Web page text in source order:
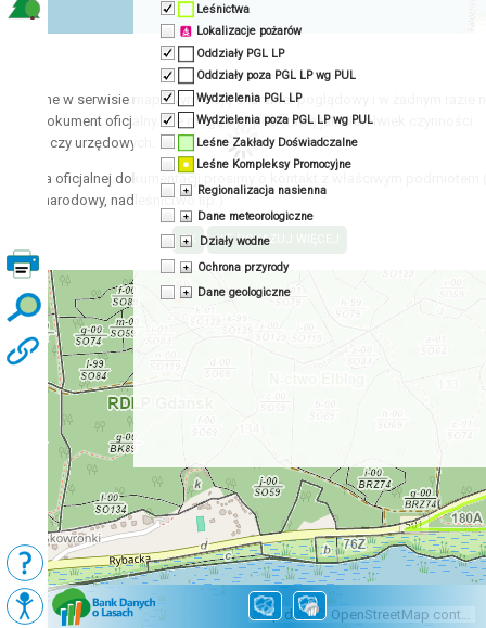
Map data © OpenStreetMap contributors, CC-BY-SA
Podkłady Mapy BDL
Leśnictwa
Lokalizacje pożarów
Oddziały PGL LP
Oddziały poza PGL LP wg PUL
Wydzielenia PGL LP
Wydzielenia poza PGL LP wg PUL
Leśne Zakłady Doświadczalne
Leśne Kompleksy Promocyjne
Regionalizacja nasienna
Dane meteorologiczne
Działy wodne
Ochrona przyrody
Dane geologiczne
w serwisie mapowym mają charakter poglądowy i w żadnym razie
jako dokument oficjalny. Nie mogą być podstawą jakichkolwiek czynności
czy urzędowych.
oficjalnej dokumentacji prosimy o kontakt z właściwym podmiotem
park narodowy, nadleśnictwo itp.)